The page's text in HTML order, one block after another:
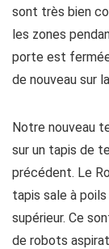
sont très bien
les zones
porte est
de nouveau sur
Notre nouveau
sur un tapis de
précédent. Le
tapis sale à
supérieur. Ce
de robots